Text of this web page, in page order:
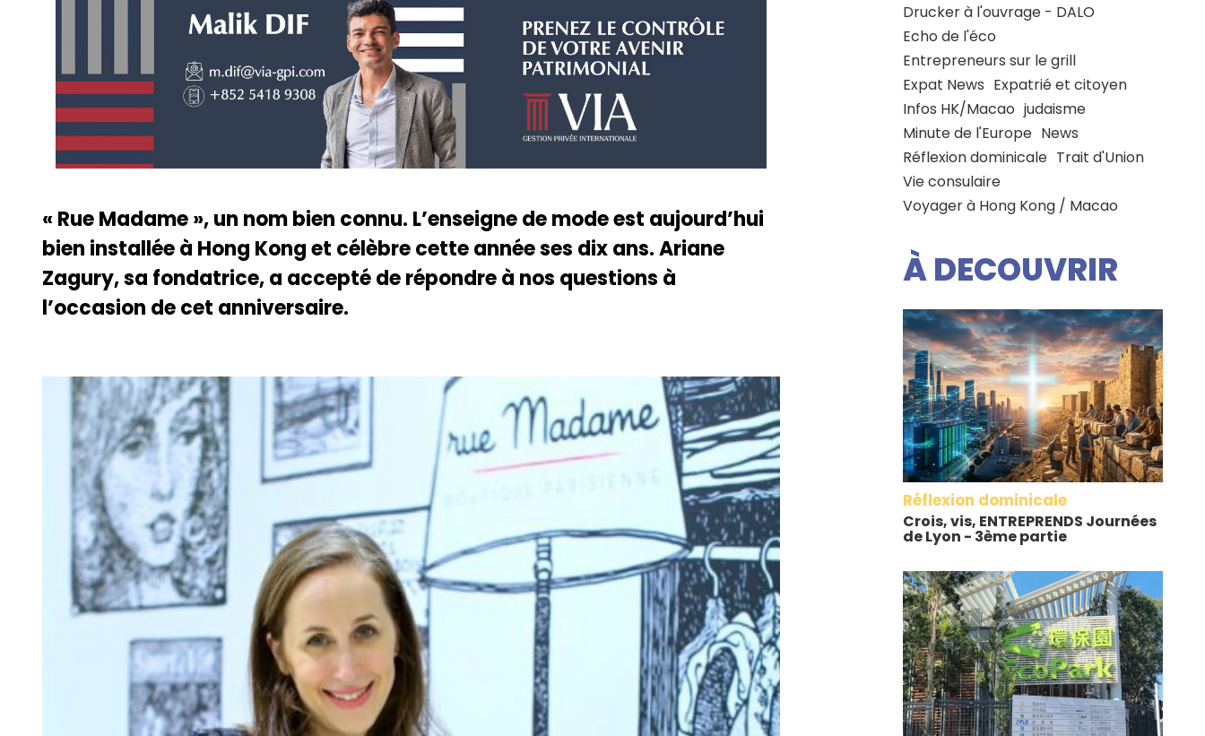
« Rue Madame », un nom bien connu. L’enseigne de mode est aujourd’hui
bien installée à Hong Kong et célèbre cette année ses dix ans. Ariane
Zagury, sa fondatrice, a accepté de répondre à nos questions à
l’occasion de cet anniversaire.
Drucker à l'ouvrage - DALO
Echo de l'éco
Entrepreneurs sur le grill
Expat News Expatrié et citoyen
Infos HK/Macao judaisme
Minute de l'Europe News
Réflexion dominicale Trait d'Union
Vie consulaire
Voyager à Hong Kong / Macao
À DECOUVRIR
Réflexion dominicale
Crois, vis, ENTREPRENDS Journées
de Lyon - 3ème partie